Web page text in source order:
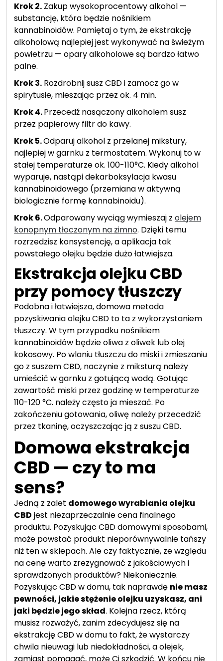
Krok 2. Zakup wysokoprocentowy alkohol —
substancję, która będzie nośnikiem
kannabinoidów. Pamiętaj o tym, że ekstrakcję
alkoholową najlepiej jest wykonywać na świeżym
powietrzu — opary alkoholowe są bardzo łatwo
palne.
Krok 3. Rozdrobnij susz CBD i zamocz go w
spirytusie, mieszając przez ok. 4 min.
Krok 4.Przecedź nasączony alkoholem susz
przez papierowy filtr do kawy.
Krok 5.Odparuj alkohol z przelanej mikstury,
najlepiej w garnku z termostatem. Wykonuj to w
stałej temperaturze ok. 100-110°C. Kiedy alkohol
wyparuje, nastąpi dekarboksylacja kwasu
kannabinoidowego (przemiana w aktywną
biologicznie formę kannabinoidu).
Krok 6.Odparowany wyciąg wymieszaj z olejem
konopnym tłoczonym na zimno. Dzięki temu
rozrzedzisz konsystencję, a aplikacja tak
powstałego olejku będzie dużo łatwiejsza.
Ekstrakcja olejku CBD
przy pomocy tłuszczy
Podobna i łatwiejsza, domowa metoda
pozyskiwania olejku CBD to ta z wykorzystaniem
tłuszczy. W tym przypadku nośnikiem
kannabinoidów będzie oliwa z oliwek lub olej
kokosowy. Po wlaniu tłuszczu do miski i zmieszaniu
go z suszem CBD, naczynie z miksturą należy
umieścić w garnku z gotującą wodą. Gotując
zawartość miski przez godzinę w temperaturze
110-120 °C. należy często ja mieszać. Po
zakończeniu gotowania, oliwę należy przecedzić
przez tkaninę, oczyszczając ją z suszu CBD.
Domowa ekstrakcja
CBD — czy to ma
sens?
Jedną z zalet domowego wyrabiania olejku
CBD jest niezaprzeczalnie cena finalnego
produktu. Pozyskując CBD domowymi sposobami,
może powstać produkt nieporównywalnie tańszy
niż ten w sklepach. Ale czy faktycznie, ze względu
na cenę warto zrezygnować z jakościowych i
sprawdzonych produktów? Niekoniecznie.
Pozyskując CBD w domu, tak naprawdę nie masz
pewności, jakie stężenie olejku uzyskasz, ani
jaki będzie jego skład. Kolejna rzecz, którą
musisz rozważyć, zanim zdecydujesz się na
ekstrakcję CBD w domu to fakt, że wystarczy
chwila nieuwagi lub niedokładności, a olejek,